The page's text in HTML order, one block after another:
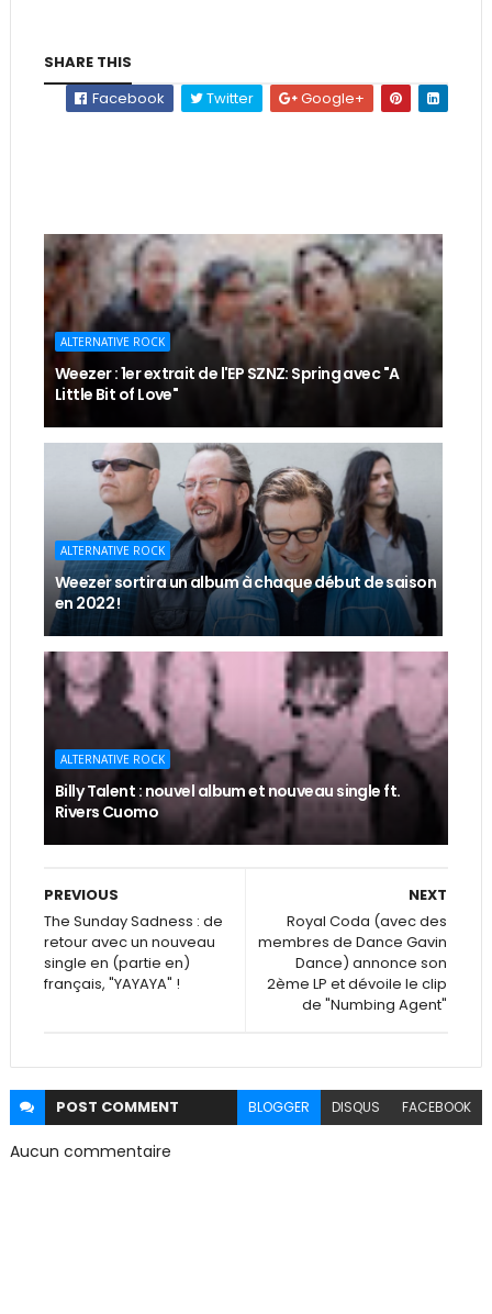
SHARE THIS
Facebook
Twitter Google+
ALTERNATIVE ROCK
Weezer : 1er extrait de l'EP SZNZ: Spring avec "A
Little Bit of Love"
ALTERNATIVE ROCK
Weezer sortira un album à chaque début de saison
en 2022 !
ALTERNATIVE ROCK
Billy Talent : nouvel album et nouveau single ft.
Rivers Cuomo
NEXT
Royal Coda (avec des
membres de Dance Gavin
Dance) annonce son
2ème LP et dévoile le clip
de "Numbing Agent"
PREVIOUS
The Sunday Sadness : de
retour avec un nouveau
single en (partie en)
français, "YAYAYA" !
POST COMMENT BLOGGER DISQUS FACEBOOK
Aucun commentaire